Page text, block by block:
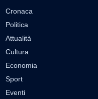
Cronaca
Politica
Attualità
Cultura
Economia
Sport
Eventi